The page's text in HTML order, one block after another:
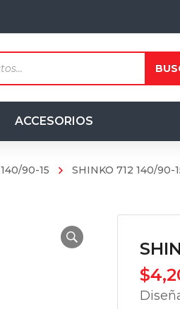
ACCESORIOS
140/90-15 SHINKO 712 140/90-
$